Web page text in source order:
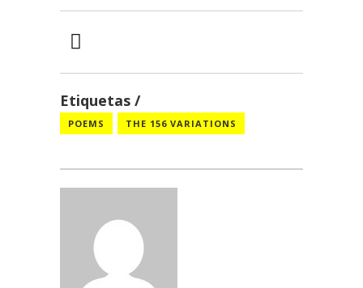
Etiquetas
POEMS THE 156 VARIATIONS